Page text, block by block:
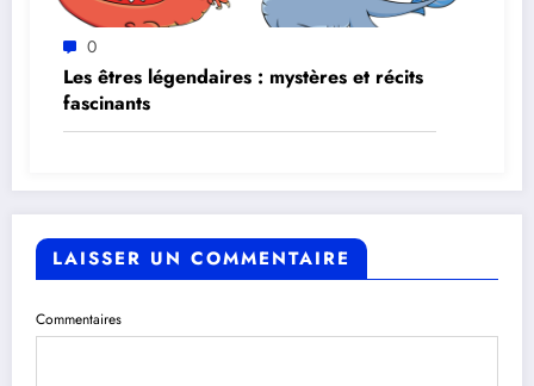
0
Les êtres légendaires : mystères et récits
fascinants
LAISSER UN COMMENTAIRE
Commentaires